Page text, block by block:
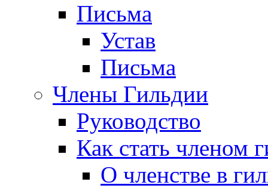
Письма
Устав
Письма
Члены Гильдии
Руководство
Как стать членом
О членстве в